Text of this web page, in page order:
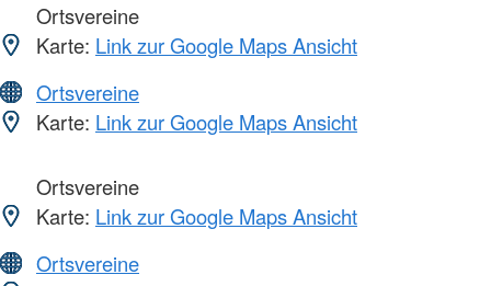
Ortsvereine
Karte: Link zur Google Maps Ansicht
Ortsvereine
Karte: Link zur Google Maps Ansicht
Ortsvereine
Karte: Link zur Google Maps Ansicht
Ortsvereine